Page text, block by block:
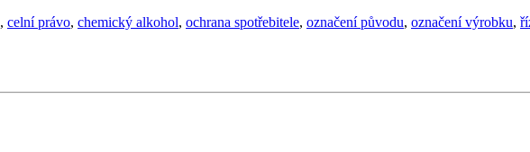
, celní právo, chemický alkohol, ochrana spotřebitele, označení původu, označení výrobku,